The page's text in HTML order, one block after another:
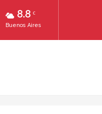
8.8 C
Buenos Aires